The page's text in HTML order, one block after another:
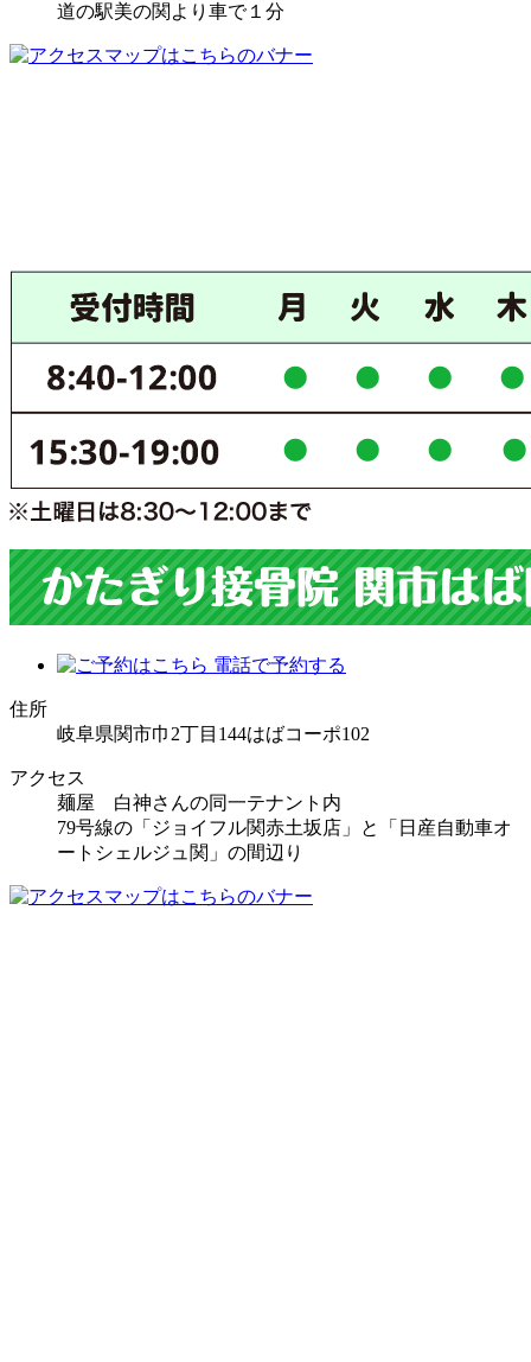
道の駅美の関より車で１分
住所
岐阜県関市巾2丁目144はばコーポ102
アクセス
麺屋 白神さんの同一テナント内
79号線の「ジョイフル関赤土坂店」と「日産自動車オ
ートシェルジュ関」の間辺り